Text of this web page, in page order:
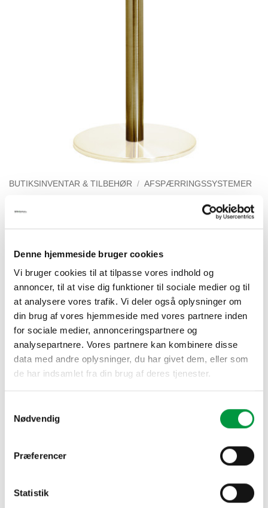
Denne hjemmeside bruger cookies
Vi bruger cookies til at tilpasse vores indhold og
annoncer, til at vise dig funktioner til sociale medier og til
at analysere vores trafik. Vi deler også oplysninger om
din brug af vores hjemmeside med vores partnere inden
for sociale medier, annonceringspartnere og
analysepartnere. Vores partnere kan kombinere disse
data med andre oplysninger, du har givet dem, eller som
de har indsamlet fra din brug af deres tjenester.
Nødvendig
Præferencer
Statistik
BUTIKSINVENTAR & TILBEHØR / AFSPÆRRINGSSYSTEMER
Model 1022 – Afspærringsstander, stang
kr.337,50
Afspærringsstander, stang, 95 cm høj i guld.
Model 1022 - Afspærringsstander, stang i guld antal
TILFØJ TIL KURV
RELATEREDE VARER